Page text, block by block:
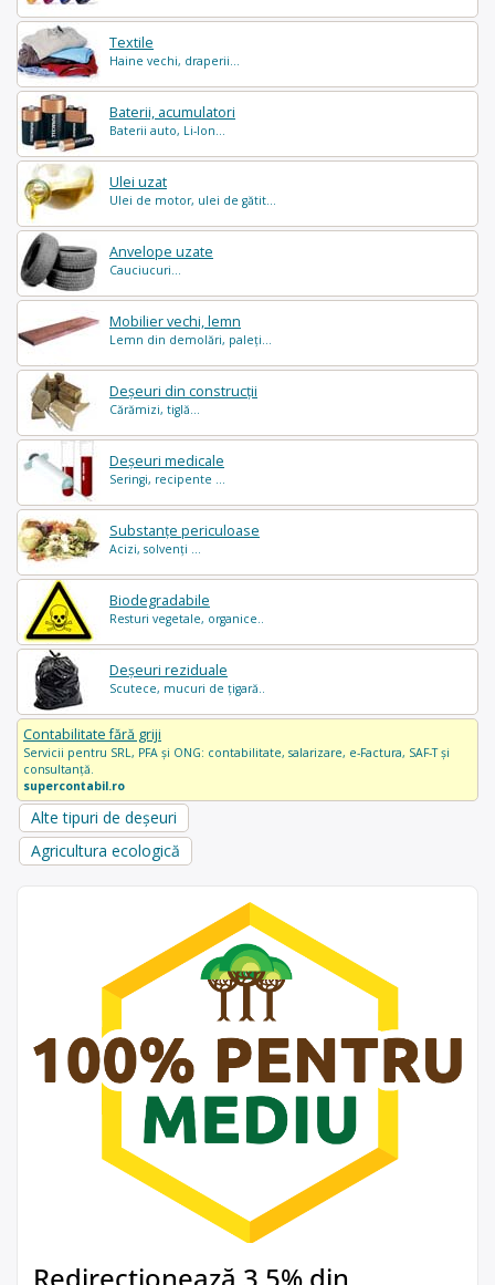
Textile
Haine vechi, draperii...
Baterii, acumulatori
Baterii auto, Li-Ion...
Ulei uzat
Ulei de motor, ulei de gătit...
Anvelope uzate
Cauciucuri...
Mobilier vechi, lemn
Lemn din demolări, paleți...
Deșeuri din construcții
Cărămizi, tiglă...
Deșeuri medicale
Seringi, recipente ...
Substanțe periculoase
Acizi, solvenți ...
Biodegradabile
Resturi vegetale, organice..
Deșeuri reziduale
Scutece, mucuri de țigară..
Contabilitate fără griji
Servicii pentru SRL, PFA și ONG: contabilitate, salarizare, e-Factura, SAF-T și
consultanță.
supercontabil.ro
Alte tipuri de deșeuri
Agricultura ecologică